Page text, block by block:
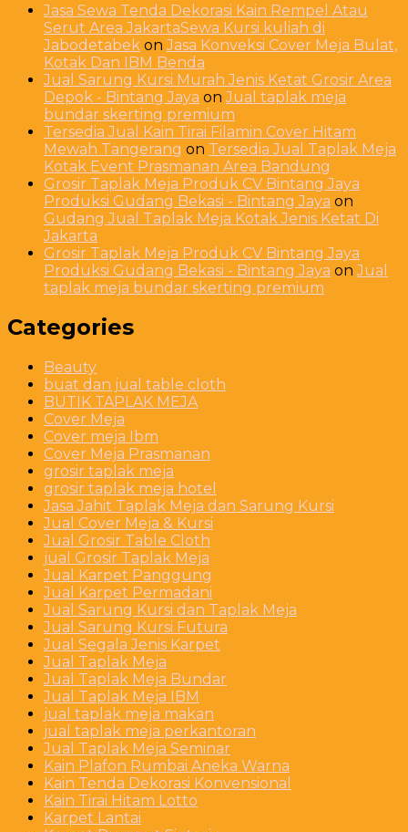
Jasa Sewa Tenda Dekorasi Kain Rempel Atau
Serut Area JakartaSewa Kursi kuliah di
Jabodetabek onJasa Konveksi Cover Meja Bulat,
Kotak Dan IBM Benda
Jual Sarung Kursi Murah Jenis Ketat Grosir Area
Depok - Bintang Jaya onJual taplak meja
bundar skerting premium
Tersedia Jual Kain Tirai Filamin Cover Hitam
Mewah Tangerang on Tersedia Jual Taplak Meja
Kotak Event Prasmanan Area Bandung
Grosir Taplak Meja Produk CV Bintang Jaya
Produksi Gudang Bekasi - Bintang Jaya on
Gudang Jual Taplak Meja Kotak Jenis Ketat Di
Jakarta
Grosir Taplak Meja Produk CV Bintang Jaya
Produksi Gudang Bekasi - Bintang Jaya onJual
taplak meja bundar skerting premium
Categories
Beauty
buat dan jual table cloth
BUTIK TAPLAK MEJA
Cover Meja
Cover meja Ibm
Cover Meja Prasmanan
grosir taplak meja
grosir taplak meja hotel
Jasa Jahit Taplak Meja dan Sarung Kursi
Jual Cover Meja & Kursi
Jual Grosir Table Cloth
jual Grosir Taplak Meja
Jual Karpet Panggung
Jual Karpet Permadani
Jual Sarung Kursi dan Taplak Meja
Jual Sarung Kursi Futura
Jual Segala Jenis Karpet
Jual Taplak Meja
Jual Taplak Meja Bundar
Jual Taplak Meja IBM
jual taplak meja makan
jual taplak meja perkantoran
Jual Taplak Meja Seminar
Kain Plafon Rumbai Aneka Warna
Kain Tenda Dekorasi Konvensional
Kain Tirai Hitam Lotto
Karpet Lantai